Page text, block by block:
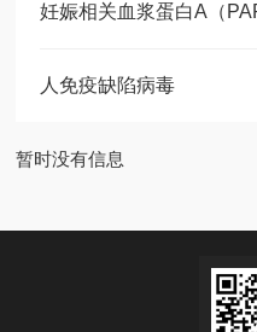
人免疫缺陷病毒
暂时没有信息